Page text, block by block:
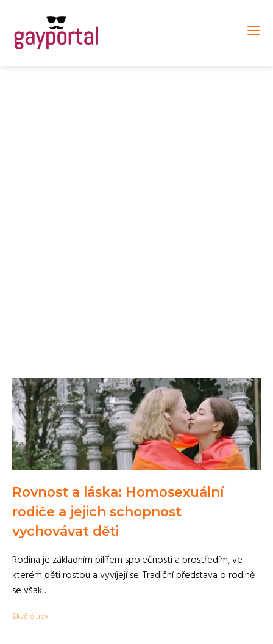
Rovnost a láska: Homosexuální
rodiče a jejich schopnost
vychovávat děti
Rodina je základním pilířem společnosti a prostředím, ve
kterém děti rostou a vyvíjejí se. Tradiční představa o rodině
se však...
Skvělé tipy